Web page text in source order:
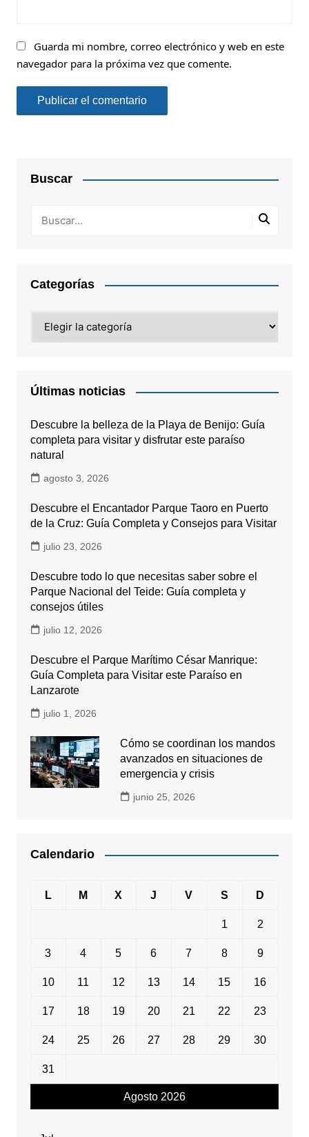
Guarda mi nombre, correo electrónico y web en este
navegador para la próxima vez que comente.
Buscar
Categorías
Últimas noticias
Descubre la belleza de la Playa de Benijo: Guía
completa para visitar y disfrutar este paraíso
natural
agosto 3, 2026
Descubre el Encantador Parque Taoro en Puerto
de la Cruz: Guía Completa y Consejos para Visitar
julio 23, 2026
Descubre todo lo que necesitas saber sobre el
Parque Nacional del Teide: Guía completa y
consejos útiles
julio 12, 2026
Descubre el Parque Marítimo César Manrique:
Guía Completa para Visitar este Paraíso en
Lanzarote
julio 1, 2026
Cómo se coordinan los mandos
avanzados en situaciones de
emergencia y crisis
junio 25, 2026
Calendario
Agosto 2026
L M X J V S D
1 2
3 4 5 6 7 8 9
10 11 12 13 14 15 16
17 18 19 20 21 22 23
24 25 26 27 28 29 30
31